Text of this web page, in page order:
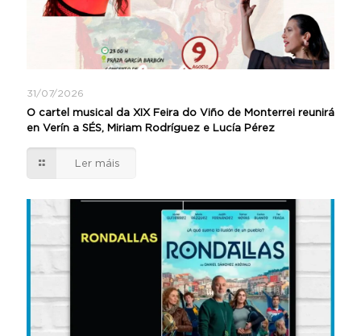
31/07/2026
O cartel musical da XIX Feira do Viño de Monterrei reunirá
en Verín a SÉS, Miriam Rodríguez e Lucía Pérez
Ler máis